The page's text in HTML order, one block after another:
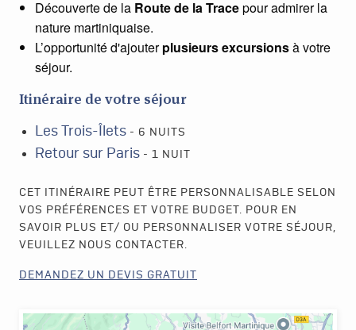
Découverte de la Route de la Tracepour admirer la
nature martiniquaise.
L’opportunité d'ajouterplusieurs excursionsàvotre
séjour.
Itinéraire de votre séjour
Les Trois-Îlets - 6 NUITS
Retour sur Paris - 1 NUIT
CET ITINÉRAIRE PEUT ÊTRE PERSONNALISABLE SELON
VOS PRÉFÉRENCES ET VOTRE BUDGET. POUR EN
SAVOIR PLUS ET/ OU PERSONNALISER VOTRE SÉJOUR,
VEUILLEZ NOUS CONTACTER.
DEMANDEZ UN DEVIS GRATUIT